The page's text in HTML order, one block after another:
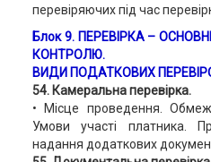
перевіряючих під час
Блок 9. ПЕРЕВІРКА –
КОНТРОЛЮ.
ВИДИ ПОДАТКОВИХ
54. Камеральна перевірка.
• Місце проведення.
Умови участі платника.
надання додаткових